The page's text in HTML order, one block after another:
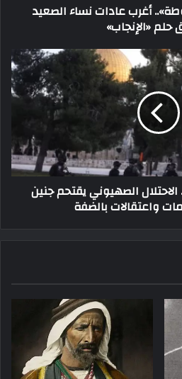
أغرب عادات نساء الصعيد
حلم «الإنجاب»
الصهيوني يقتحم جنين
واعتقالات بالضفة